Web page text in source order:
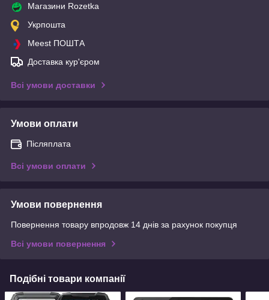
Магазини Rozetka
Укрпошта
Meest ПОШТА
Доставка кур'єром
Всі умови доставки
Умови оплати
Післяплата
Всі умови оплати
Умови повернення
Повернення товару впродовж 14 днів за рахунок покупця
Всі умови повернення
Подібні товари компанії